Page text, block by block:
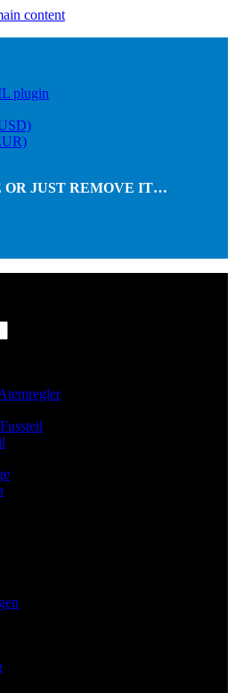
content
plugin
OR JUST REMOVE IT…